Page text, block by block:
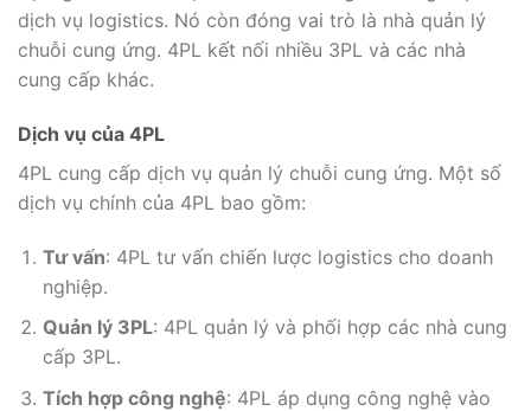
dịch vụ logistics. Nó còn đóng vai trò là nhà quản lý
chuỗi cung ứng. 4PL kết nối nhiều 3PL và các nhà
cung cấp khác.
Dịch vụ của 4PL
4PL cung cấp dịch vụ quản lý chuỗi cung ứng. Một số
dịch vụ chính của 4PL bao gồm:
Tư vấn: 4PL tư vấn chiến lược logistics cho doanh
nghiệp.
Quản lý 3PL: 4PL quản lý và phối hợp các nhà cung
cấp 3PL.
Tích hợp công nghệ: 4PL áp dụng công nghệ vào